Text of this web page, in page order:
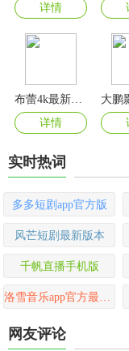
详情
布蕾4k最新版本
详情
实时热词
多多短剧app官方版
风芒短剧最新版本
千帆直播手机版
网友评论